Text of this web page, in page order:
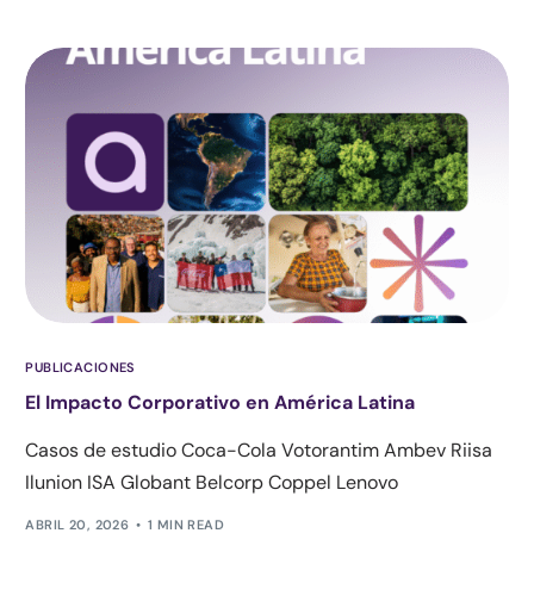
PUBLICACIONES
El Impacto Corporativo en América Latina
Casos de estudio Coca-Cola Votorantim Ambev Riisa
Ilunion ISA Globant Belcorp Coppel Lenovo
ABRIL 20, 2026 1 MIN READ